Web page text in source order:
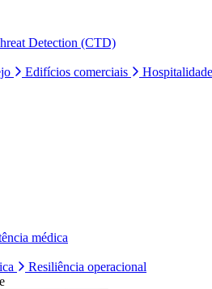
Detection (CTD)
Edifícios comerciais Hospitalidade
médica
Resiliência operacional